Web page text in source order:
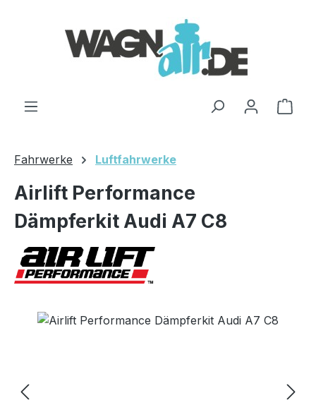
Fahrwerke Luftfahrwerke
Airlift Performance
Dämpferkit Audi A7 C8
Bildergalerie überspringen